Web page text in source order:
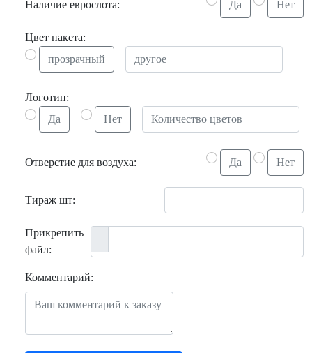
Наличие еврослота: Да Нет
Цвет пакета:
прозрачный
Логотип:
Да
Нет
Отверстие для воздуха: Да Нет
Тираж шт:
Прикрепить
файл:
Комментарий: